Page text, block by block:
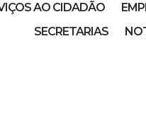
AO CIDADÃO
SECRETARIAS